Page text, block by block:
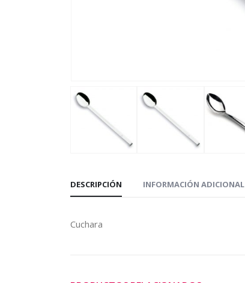
DESCRIPCIÓN INFORMACIÓN ADICIONAL
Cuchara